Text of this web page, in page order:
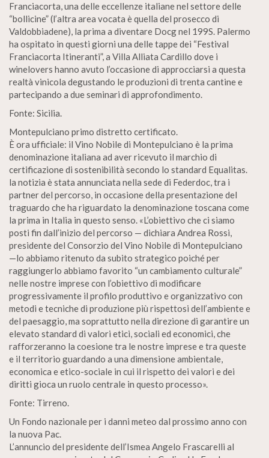
Franciacorta, una delle eccellenze italiane nel settore delle
“bollicine” (l’altra area vocata è quella del prosecco di
Valdobbiadene), la prima a diventare Docg nel 199S. Palermo
ha ospitato in questi giorni una delle tappe dei “Festival
Franciacorta Itineranti”, a Villa Alliata Cardillo dove i
winelovers hanno avuto l’occasione di approcciarsi a questa
realtà vinicola degustando le produzioni di trenta cantine e
partecipando a due seminari di approfondimento.
Fonte: Sicilia.
Montepulciano primo distretto certificato.
È ora ufficiale: il Vino Nobile di Montepulciano è la prima
denominazione italiana ad aver ricevuto il marchio di
certificazione di sostenibilità secondo lo standard Equalitas.
la notizia è stata annunciata nella sede di Federdoc, tra i
partner del percorso, in occasione della presentazione del
traguardo che ha riguardato la denominazione toscana come
la prima in Italia in questo senso. «L’obiettivo che ci siamo
posti fin dall’inizio del percorso — dichiara Andrea Rossi,
presidente del Consorzio del Vino Nobile di Montepulciano
—lo abbiamo ritenuto da subito strategico poiché per
raggiungerlo abbiamo favorito “un cambiamento culturale”
nelle nostre imprese con l’obiettivo di modificare
progressivamente il profilo produttivo e organizzativo con
metodi e tecniche di produzione più rispettosi dell’ambiente e
del paesaggio, ma soprattutto nella direzione di garantire un
elevato standard di valori etici, sociali ed economici, che
rafforzeranno la coesione tra le nostre imprese e tra queste
e il territorio guardando a una dimensione ambientale,
economica e etico-sociale in cui il rispetto dei valori e dei
diritti gioca un ruolo centrale in questo processo».
Fonte: Tirreno.
Un Fondo nazionale per i danni meteo dal prossimo anno con
la nuova Pac.
L’annuncio del presidente dell’Ismea Angelo Frascarelli al